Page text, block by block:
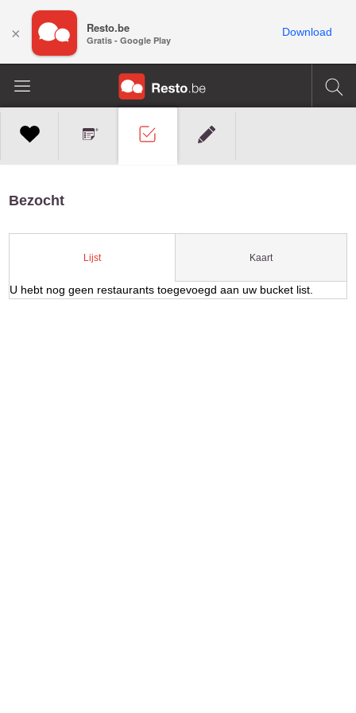
Bezocht
Lijst Kaart
U hebt nog geen restaurants toegevoegd aan uw bucket list.
× Resto.be
Gratis - Google Play
Download